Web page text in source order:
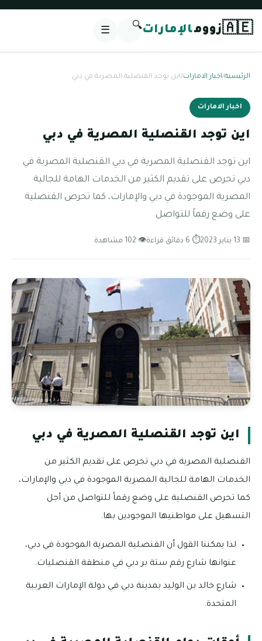
🇦🇪زوومالإمارات🔍
☰
الرئيسية/اخبار الامارات/اين توجد القنصلية المصرية في دبي
اخبار الامارات
اين توجد القنصلية المصرية في دبي
اين توجد القنصلية المصرية في دبي القنصلية المصرية في
دبي تحرص على تقديم الكثير من الخدمات الهامة للجالية
المصرية الموجودة في دبي والإمارات، كما تحرص القنصلية
على وضع رقماً للتواصل
📅 13 يناير 2023 ⏱ 6 دقائق قراءة 👁 102 مشاهدة
اين توجد القنصلية المصرية في دبي
القنصلية المصرية في دبي تحرص على تقديم الكثير من
الخدمات الهامة للجالية المصرية الموجودة في دبي والإمارات،
كما تحرص القنصلية على وضع رقماً للتواصل من أجل
التسهيل على مواطنيها الموجودين بها.
لذا يمكننا القول أن القنصلية المصرية الموجودة في دبي،
عنوانها شارع رقم ستة بر دبي في منطقة القنصليات.
شارع خالد بن الوليد بمدينة دبي في دولة الإمارات العربية
المتحدة.